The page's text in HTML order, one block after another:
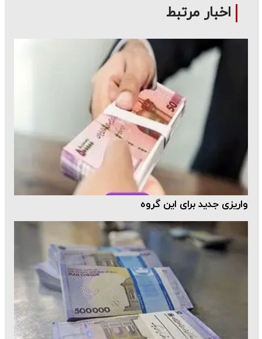
اخبار مرتبط
واریزی جدید برای این گروه